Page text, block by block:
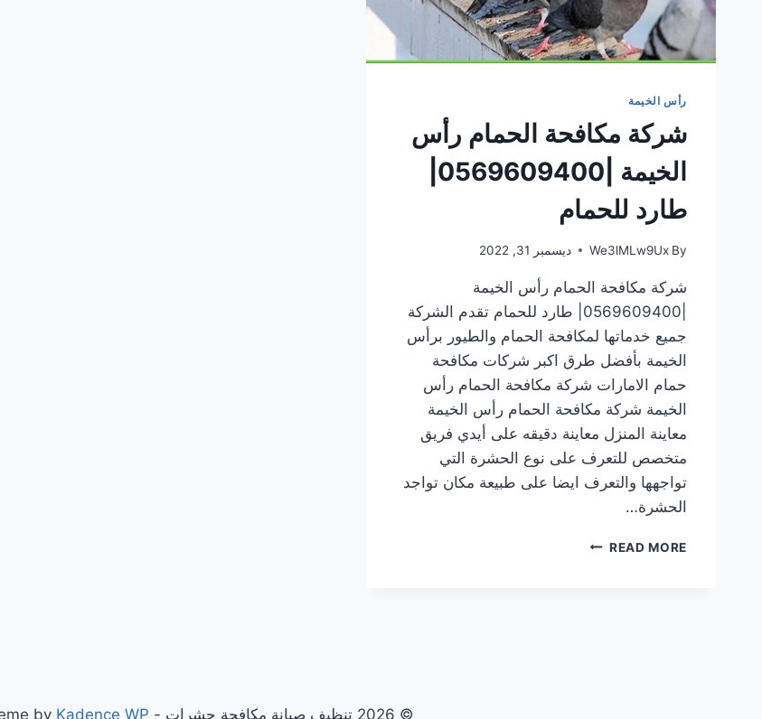
رأس الخيمة
شركة مكافحة الحمام رأس
طارد للحمام
By
We3lMLw9Ux ديسمبر 31, 2022
شركة مكافحة الحمام رأس الخيمة
|0569609400| طارد للحمام تقدم الشركة
جميع خدماتها لمكافحة الحمام والطيور برأس
الخيمة بأفضل طرق اكبر شركات مكافحة
حمام الامارات شركة مكافحة الحمام رأس
الخيمة شركة مكافحة الحمام رأس الخيمة
معاينة المنزل معاينة دقيقه على أيدي فريق
متخصص للتعرف على نوع الحشرة التي
تواجهها والتعرف ايضا على طبيعة مكان تواجد
الحشرة…
READ MOREشركة
© 2026 تنظيف صيانة مكافحة حشرات - WordPress Theme by Kadence WP